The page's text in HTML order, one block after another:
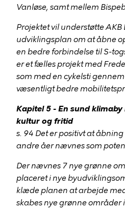
Vanløse, samt mellem
Projektet vil understøtte
udviklingsplan om at åbne
en bedre forbindelse til S-
er et fælles projekt med
som med en cykelsti
væsentligt bedre
Kapitel 5 - En sund
kultur og fritid
s. 94 Det er positivt at
andre åer nævnes som
Der nævnes 7 nye grønne
placeret i nye
klæde planen at arbejde
skabes nye grønne områder